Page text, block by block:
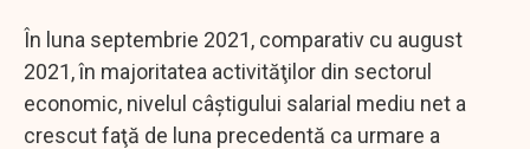
În luna septembrie 2021, comparativ cu august
2021, în majoritatea activităţilor din sectorul
economic, nivelul câştigului salarial mediu net a
crescut faţă de luna precedentă ca urmare a